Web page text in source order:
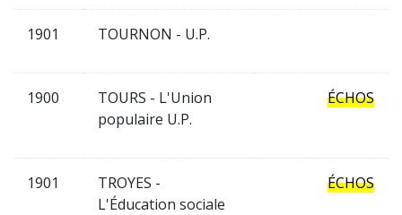
1901 TOURNON - U.P.
1900
TOURS - L'Union
populaire U.P.
ÉCHOS
1901
TROYES -
L'Éducation sociale
ÉCHOS